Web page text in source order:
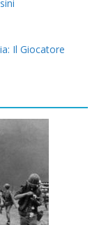
Il Giocatore